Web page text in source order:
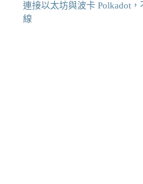
連接以太坊與波卡 Polkadot
線